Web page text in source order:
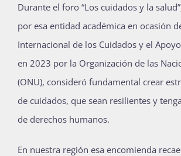
Durante el foro “Los cuidados y la
por esa entidad académica en ocasión
Internacional de los Cuidados y el
en 2023 por la Organización de las
(ONU), consideró fundamental crear
de cuidados, que sean resilientes y
de derechos humanos.
En nuestra región esa encomienda